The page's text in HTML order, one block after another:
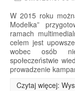
W 2015 roku
Modelka”
ramach
celem jest
wobec osób
społeczeństwie
prowadzenie
Czytaj więcej: